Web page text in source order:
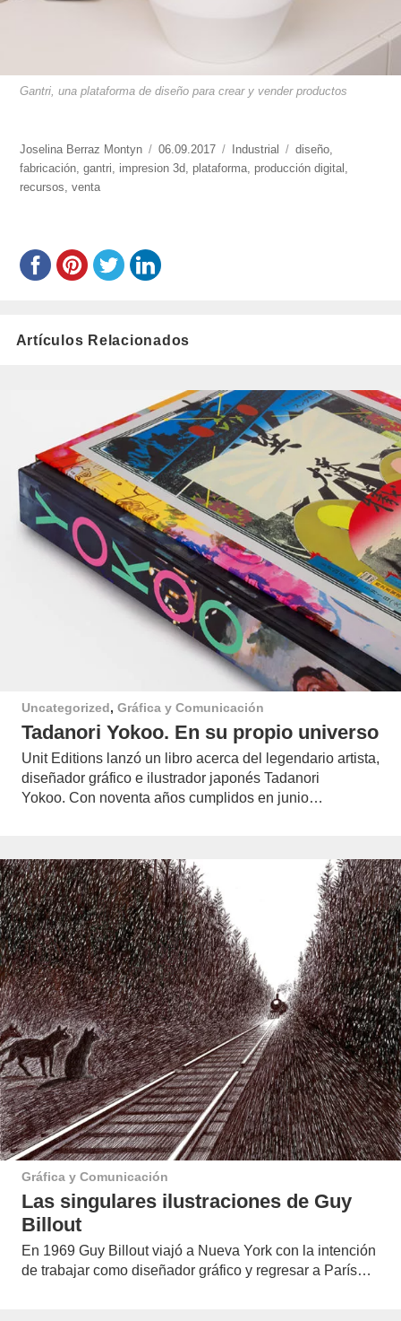
Gantri, una plataforma de diseño para crear y vender productos
https://www.experimenta.es/author/joselina-
berraz-
montyn/
Joselina Berraz Montyn
Publicado
el
06.09.2017 Categorías
Industrial Etiquetas
diseño,
fabricación,gantri, impresion 3d, plataforma, producción digital ,
recursos,venta
Artículos Relacionados
Uncategorized, Gráfica y Comunicación
Tadanori Yokoo. En su propio universo
Unit Editions lanzó un libro acerca del legendario artista,
diseñador gráfico e ilustrador japonés Tadanori
Yokoo. Con noventa años cumplidos en junio…
Gráfica y Comunicación
Las singulares ilustraciones de Guy
Billout
En 1969 Guy Billout viajó a Nueva York con la intención
de trabajar como diseñador gráfico y regresar a París…